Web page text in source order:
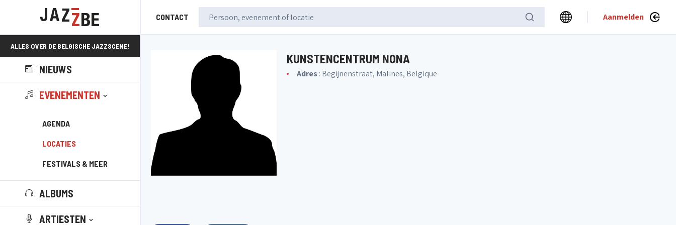
CONTACT Aanmelden
ALLES OVER DE BELGISCHE JAZZSCENE!
NIEUWS
EVENEMENTEN
AGENDA
LOCATIES
FESTIVALS & MEER
ALBUMS
ARTIESTEN
KUNSTENCENTRUM NONA
Adres: Begijnenstraat, Malines, Belgique